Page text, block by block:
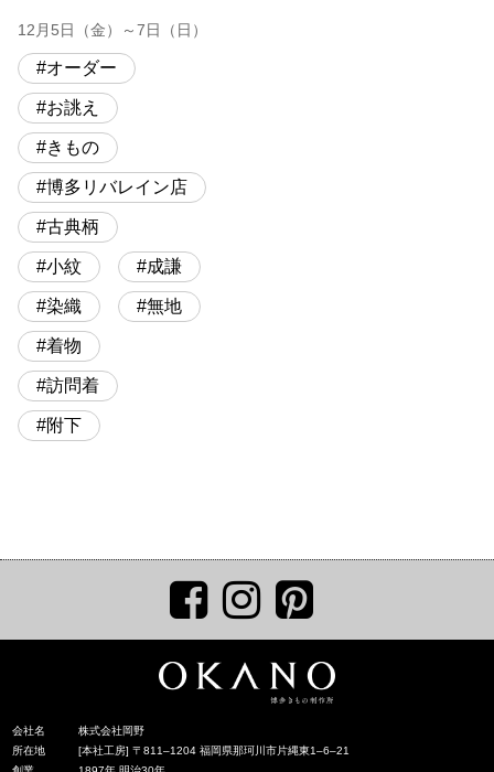
12月5日（金）～7日（日）
オーダー
お誂え
きもの
博多リバレイン店
古典柄
小紋 成謙
染織 無地
着物
訪問着
附下
会社名
株式会社岡野
所在地
[本社工房] 〒811‒1204 福岡県那珂川市片縄東1‒6‒21